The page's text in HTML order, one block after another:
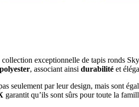
exceptionnelle de tapis ronds
polyester, associant ainsi durabilité et
seulement par leur design, mais sont
garantit qu’ils sont sûrs pour toute la